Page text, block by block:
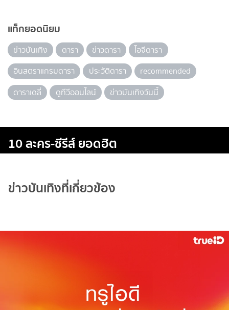
แท็กยอดนิยม
ข่าวบันเทิง ดารา ข่าวดารา
ไอจีดารา
อินสตราแกรมดารา
ประวัติดารา
recommended
ดาราเดลี่
ดูทีวีออนไลน์ ข่าวบันเทิงวันนี้
10 ละคร-ซีรีส์ ยอดฮิต
ข่าวบันเทิงที่เกี่ยวข้อง